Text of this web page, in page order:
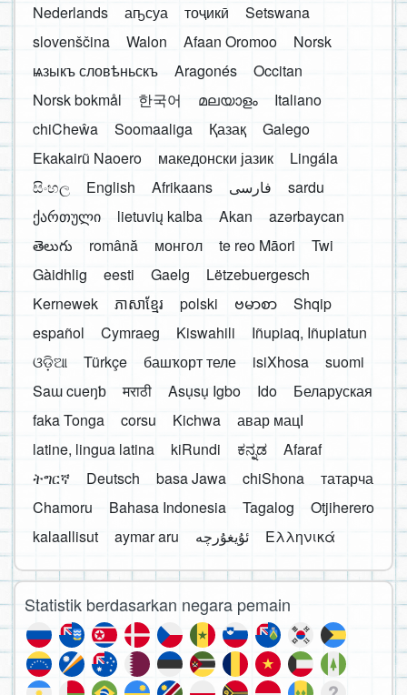
Nederlands
аҧсуа тоҷикӣ
Setswana
slovenščina
Walon Afaan Oromoo
Norsk
ѩзыкъ словѣньскъ
Aragonés
Occitan
Norsk bokmål
한국어 മലയാളം
Italiano
chiCheŵa
Soomaaliga Қазақ
Galego
Ekakairũ Naoero
македонски јазик
Lingála
සිංහල
English Afrikaans فارسی
sardu
ქართული
lietuvių kalba Akan
azərbaycan
తెలుగు
română монгол te reo Māori
Twi
Gàidhlig
eesti Gaelg
Lëtzebuergesch
Kernewek
ភាសាខ្មែរ polski ဗမာစာ
Shqip
español
Cymraeg Kiswahili
Iñupiaq, Iñupiatun
ଓଡ଼ିଆ
Türkçe башҡорт теле isiXhosa
suomi
Saɯ cueŋƅ
मराठी Asụsụ Igbo Ido
Беларуская
faka Tonga
corsu Kichwa
авар мацӀ
latine, lingua latina
kiRundi ಕನ್ನಡ
Afaraf
ትግርኛ
Deutsch basa Jawa chiShona
татарча
Chamoru
Bahasa Indonesia Tagalog
Otjiherero
kalaallisut
aymar aru Ελληνικά
Statistik berdasarkan negara pemain